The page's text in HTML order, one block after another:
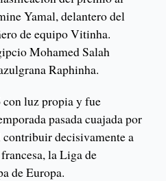
Yamal, delantero del
de equipo Vitinha.
Mohamed Salah
Raphinha.
luz propia y fue
pasada cuajada por
decisivamente a
la Liga de
de Europa.